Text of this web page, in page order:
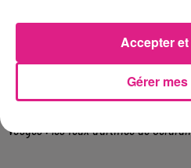
Officiel : le lac de Madine reporte
Eclipse Solaire du 12 août : où voir
Vosges : les feux d’artifice de
Gérer
Accepter